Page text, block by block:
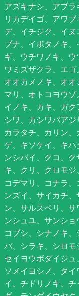
アズキナシ、アブ
リカデイゴ、アワ
デ、イチジク、イ
ブナ、イボタノキ
ギ、ウチワノキ、
ワミズザクラ、エゴ
オオカメノキ、オ
マリ、オトコヨウ
イノキ、カキ、ガ
シワ、カシワバアジ
カラタチ、カリン
ゲ、キソケイ、キ
ンシバイ、クコ、
キ、クリ、クロモジ
コデマリ、コナラ
ンズイ、サイカチ
ン、サルスベリ、
ンシュユ、サンシ
コブシ、シナノキ
バ、シラキ、シロモ
セイヨウボダイジュ
ソメイヨシノ、タ
イ、チドリノキ、